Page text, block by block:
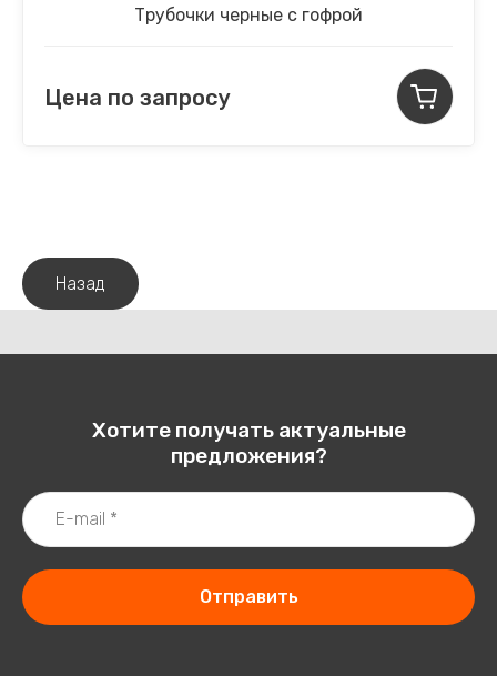
Трубочки черные с гофрой
Цена по запросу
Назад
Хотите получать актуальные
предложения?
Отправить